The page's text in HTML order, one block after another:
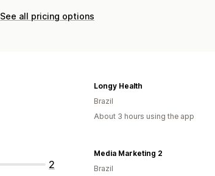
See all pricing options
2
Longy Health
Brazil
About 3 hours using the app
Media Marketing 2
Brazil